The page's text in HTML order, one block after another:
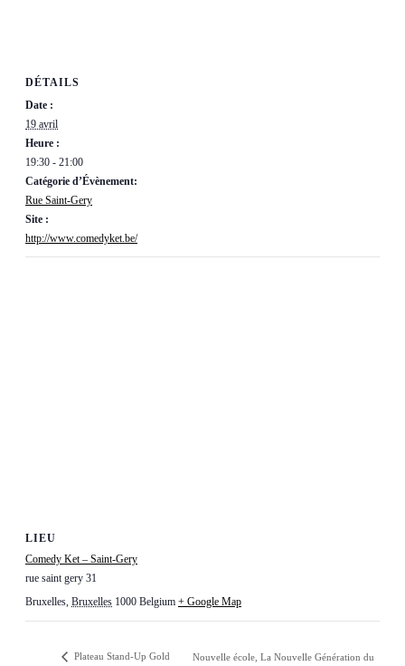
DÉTAILS
Date :
19 avril
Heure :
19:30 - 21:00
Catégorie d’Évènement:
Rue Saint-Gery
Site :
http://www.comedyket.be/
LIEU
Comedy Ket – Saint-Gery
rue saint gery 31
Bruxelles, Bruxelles 1000 Belgium + Google Map
Plateau Stand-Up Gold
Nouvelle école, La Nouvelle Génération du